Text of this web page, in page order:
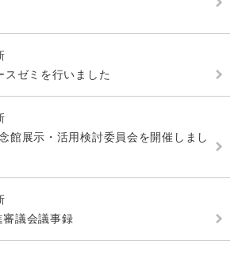
ゼミを行いました
館展示・活用検討委員会を開催しまし
議会議事録